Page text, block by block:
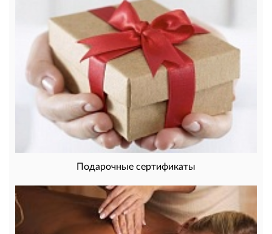
Подарочные сертификаты